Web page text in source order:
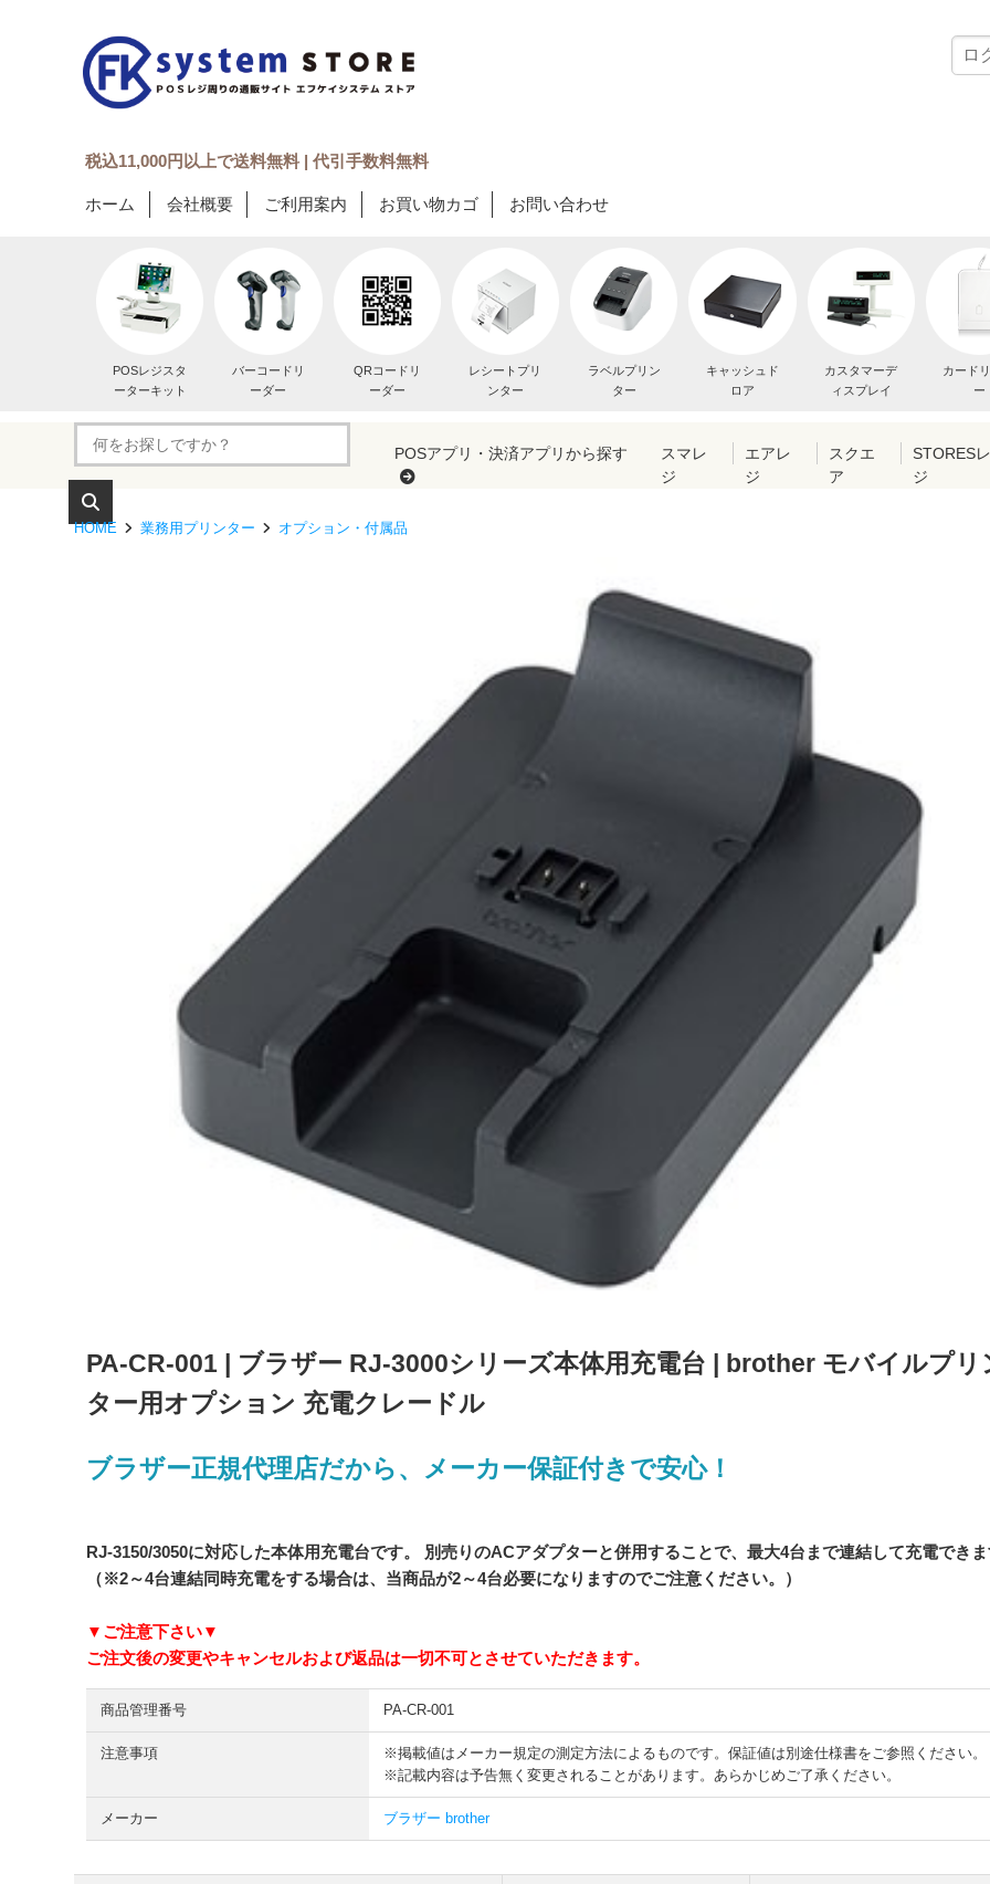
税込11,000円以上で送料無料 | 代引手数料無料
ホーム 会社概要 ご利用案内 お買い物カゴ お問い合わせ
POSレジスタ
ーターキット
バーコードリ
ーダー
QRコードリ
ーダー
レシートプリ
ンター
ラベルプリン
ター
キャッシュド
ロア
カスタマーデ
ィスプレイ
カード
ー
POSアプリ・決済アプリから探す
スマレ
ジ
エアレ
ジ
スクエ
ア
STORES
ジ
HOME 業務用プリンター オプション・付属品
PA-CR-001 | ブラザー RJ-3000シリーズ本体用充電台 | brother モバイルプリ
ター用オプション 充電クレードル
ブラザー正規代理店だから、メーカー保証付きで安心！
RJ-3150/3050に対応した本体用充電台です。 別売りのACアダプターと併用することで、最大4台まで連結して充電でき
（※2～4台連結同時充電をする場合は、当商品が2～4台必要になりますのでご注意ください。）
▼ご注意下さい▼
ご注文後の変更やキャンセルおよび返品は一切不可とさせていただきます。
商品管理番号 PA-CR-001
注意事項
※掲載値はメーカー規定の測定方法によるものです。保証値は別途仕様書をご参照ください。
※記載内容は予告無く変更されることがあります。あらかじめご了承ください。
メーカー ブラザー brother